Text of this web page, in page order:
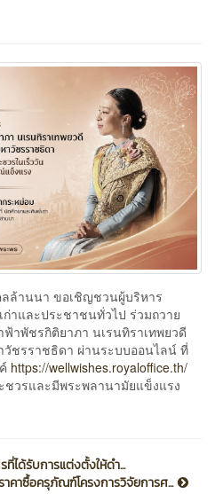
ล้านนา ขอ​เชิญชวนผู้บริหาร
าและประชาชนทั่วไป ร่วมถวาย
ฟ้าพัชรกิติยาภา นเรนทิราเทพยวดี
ชรราชธิดา ผ่านระบบออนไลน์ ที่
https://wellwishes.royaloffice.th/
ชวรและมีพระพลานามัยแข็งแรง
ได้รับการแต่งตั้งให้ดำ...
คาซื้อครุภัณฑ์โครงการวิจัยการศ...